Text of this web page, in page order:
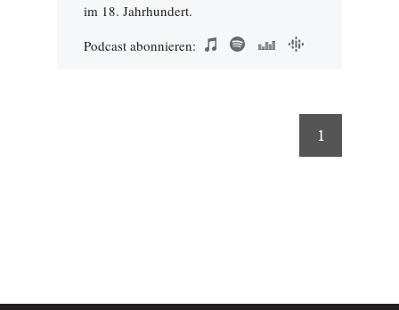
im 18. Jahrhundert.
Podcast abonnieren:
1